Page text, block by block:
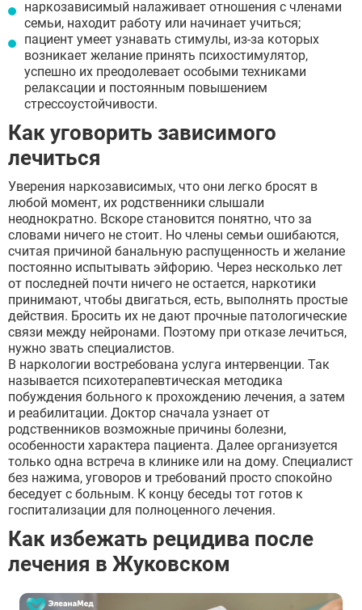
наркозависимый налаживает отношения с членами
семьи, находит работу или начинает учиться;
пациент умеет узнавать стимулы, из-за которых
возникает желание принять психостимулятор,
успешно их преодолевает особыми техниками
релаксации и постоянным повышением
стрессоустойчивости.
Как уговорить зависимого
лечиться
Уверения наркозависимых, что они легко бросят в
любой момент, их родственники слышали
неоднократно. Вскоре становится понятно, что за
словами ничего не стоит. Но члены семьи ошибаются,
считая причиной банальную распущенность и желание
постоянно испытывать эйфорию. Через несколько лет
от последней почти ничего не остается, наркотики
принимают, чтобы двигаться, есть, выполнять простые
действия. Бросить их не дают прочные патологические
связи между нейронами. Поэтому при отказе лечиться,
нужно звать специалистов.
В наркологии востребована услуга интервенции. Так
называется психотерапевтическая методика
побуждения больного к прохождению лечения, а затем
и реабилитации. Доктор сначала узнает от
родственников возможные причины болезни,
особенности характера пациента. Далее организуется
только одна встреча в клинике или на дому. Специалист
без нажима, уговоров и требований просто спокойно
беседует с больным. К концу беседы тот готов к
госпитализации для полноценного лечения.
Как избежать рецидива после
лечения в Жуковском